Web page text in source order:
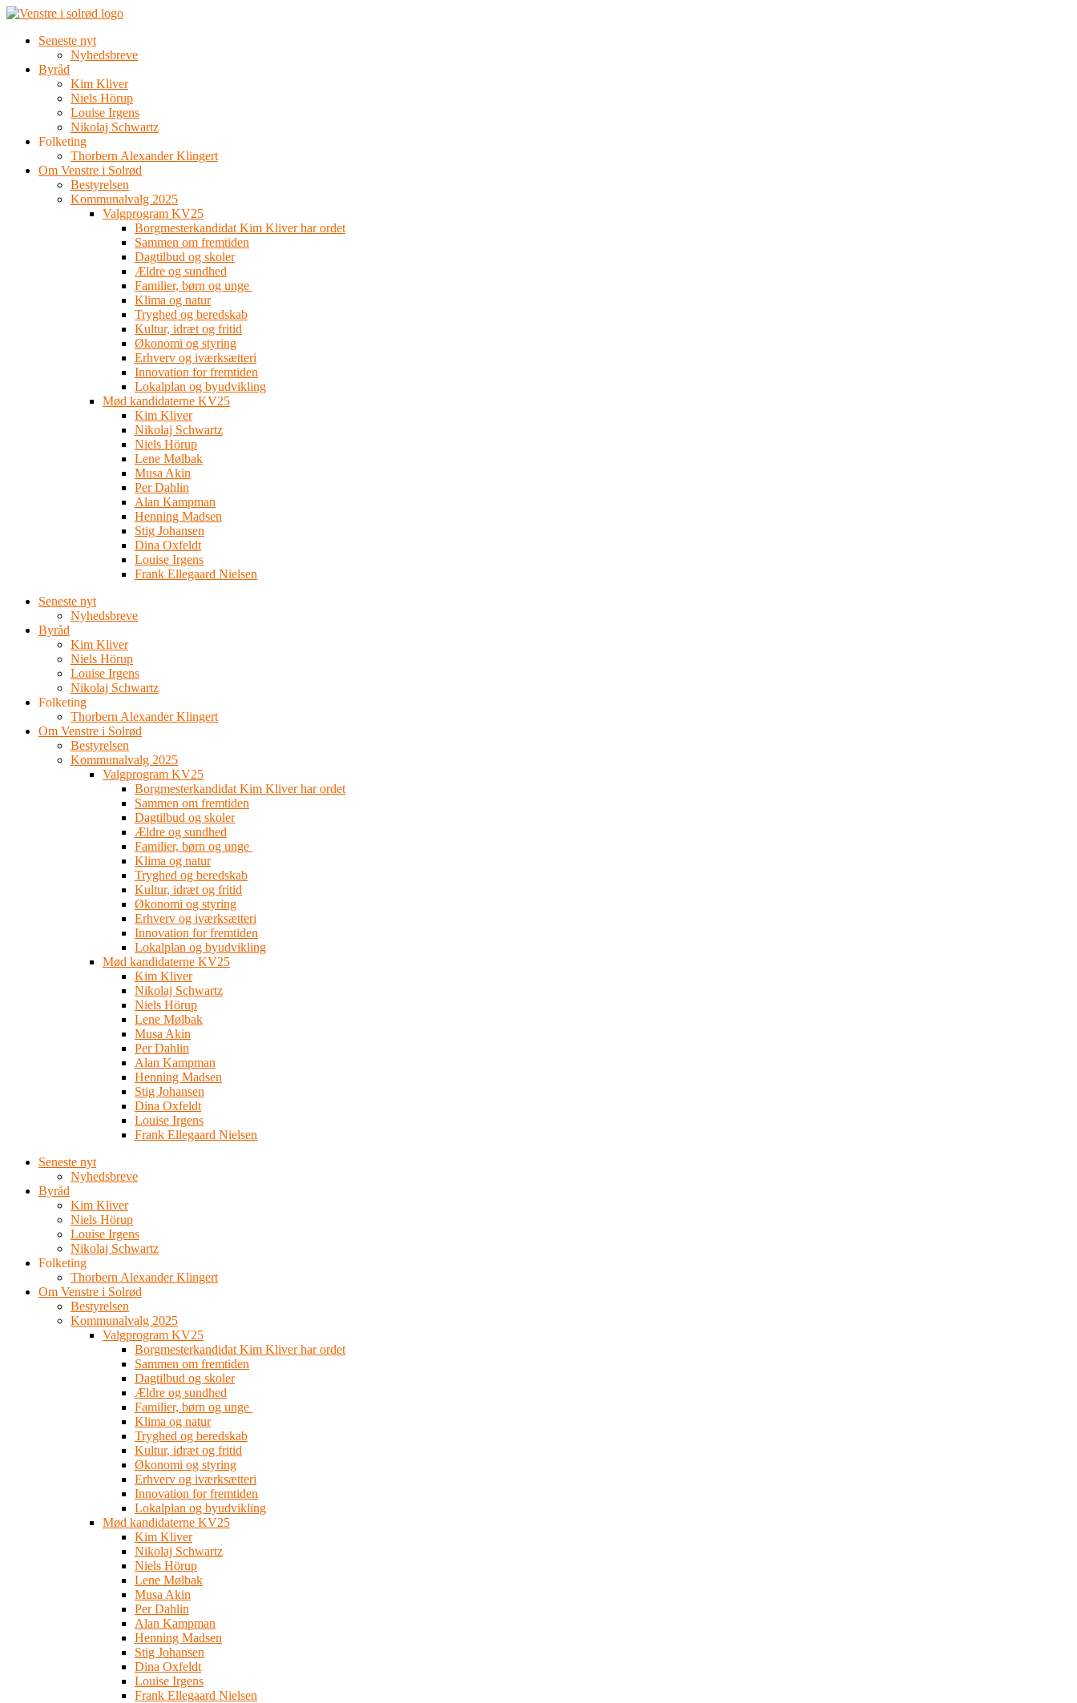
Videre
indholdSeneste nyt
Nyhedsbreve
Byråd
Kim Kliver
Niels Hörup
Louise Irgens
Nikolaj Schwartz
Folketing
Thorbern Alexander Klingert
Om Venstre i Solrød
Bestyrelsen
Kommunalvalg 2025
Valgprogram KV25
Borgmesterkandidat Kim Kliver har ordet
Sammen om fremtiden
Dagtilbud og skoler
Ældre og sundhed
Familier, børn og unge
Klima og natur
Tryghed og beredskab
Kultur, idræt og fritid
Økonomi og styring
Erhverv og iværksætteri
Innovation for fremtiden
Lokalplan og byudvikling
Mød kandidaterne KV25
Kim Kliver
Nikolaj Schwartz
Niels Hörup
Lene Mølbak
Musa Akin
Per Dahlin
Alan Kampman
Henning Madsen
Stig Johansen
Dina Oxfeldt
Louise Irgens
Frank Ellegaard Nielsen
Seneste nyt
Nyhedsbreve
Byråd
Kim Kliver
Niels Hörup
Louise Irgens
Nikolaj Schwartz
Folketing
Thorbern Alexander Klingert
Om Venstre i Solrød
Bestyrelsen
Kommunalvalg 2025
Valgprogram KV25
Borgmesterkandidat Kim Kliver har ordet
Sammen om fremtiden
Dagtilbud og skoler
Ældre og sundhed
Familier, børn og unge
Klima og natur
Tryghed og beredskab
Kultur, idræt og fritid
Økonomi og styring
Erhverv og iværksætteri
Innovation for fremtiden
Lokalplan og byudvikling
Mød kandidaterne KV25
Kim Kliver
Nikolaj Schwartz
Niels Hörup
Lene Mølbak
Musa Akin
Per Dahlin
Alan Kampman
Henning Madsen
Stig Johansen
Dina Oxfeldt
Louise Irgens
Frank Ellegaard Nielsen
Seneste nyt
Nyhedsbreve
Byråd
Kim Kliver
Niels Hörup
Louise Irgens
Nikolaj Schwartz
Folketing
Thorbern Alexander Klingert
Om Venstre i Solrød
Bestyrelsen
Kommunalvalg 2025
Valgprogram KV25
Borgmesterkandidat Kim Kliver har ordet
Sammen om fremtiden
Dagtilbud og skoler
Ældre og sundhed
Familier, børn og unge
Klima og natur
Tryghed og beredskab
Kultur, idræt og fritid
Økonomi og styring
Erhverv og iværksætteri
Innovation for fremtiden
Lokalplan og byudvikling
Mød kandidaterne KV25
Kim Kliver
Nikolaj Schwartz
Niels Hörup
Lene Mølbak
Musa Akin
Per Dahlin
Alan Kampman
Henning Madsen
Stig Johansen
Dina Oxfeldt
Louise Irgens
Frank Ellegaard Nielsen